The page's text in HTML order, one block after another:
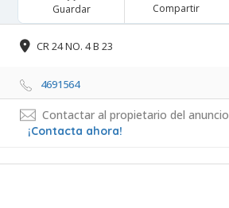
Guardar Compartir
CR 24 NO. 4 B 23
4691564
Contactar al propietario del anuncio
¡Contacta ahora!